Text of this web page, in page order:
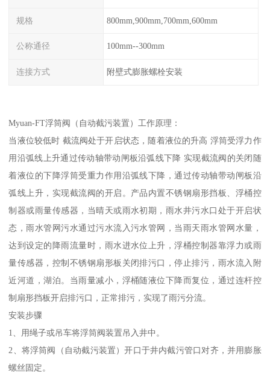
规格 800mm,900mm,700mm,600mm
公称通径 100mm--300mm
连接方式 附壁式膨胀螺栓安装
Myuan-FT浮筒阀（自动截污装置）工作原理：
当液位较低时 截流阀处于开启状态，随着液位的升高 浮筒受浮力作
用沿弧线上升通过传动轴带动闸板沿弧线下降 实现截流阀的关闭随
着液位的下降浮筒受重力作用沿弧线下降，通过传动轴带动闸板沿
弧线上升，实现截流阀的开启。产品内置不锈钢扇形挡板、浮桶控
制器或雨量传感器，当晴天或雨水初期，雨水井污水口处于开启状
态，雨水管网污水通过污水流入污水管网，当雨天雨水管网水量，
达到设定的降雨流量时，雨水进水位上升，浮桶控制器靠浮力或雨
量传感器，控制不锈钢扇形板关闭排污口，停止排污，雨水流入附
近河道，湖泊。当雨量减小，浮桶随液位下降而复位，通过连杆控
制扇形挡板开启排污口，正常排污，实现了雨污分流。
安装步骤
1、用绳子或吊车将浮筒阀装置吊入井中。
2、将浮筒阀（自动截污装置）开口于井内截污管口对齐，并用膨胀
螺丝固定。